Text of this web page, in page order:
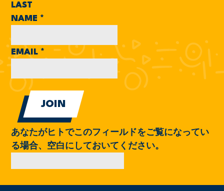
LAST
NAME *
EMAIL *
あなたがヒトでこのフィールドをご覧になってい
る場合、空白にしておいてください。